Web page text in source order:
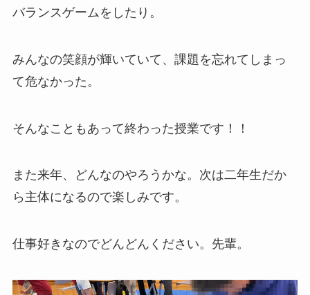
バランスゲームをしたり。
みんなの笑顔が輝いていて、課題を忘れてしまっ
て危なかった。
そんなこともあって終わった授業です！！
また来年、どんなのやろうかな。次は二年生だか
ら主体になるので楽しみです。
仕事好きなのでどんどんください。先輩。